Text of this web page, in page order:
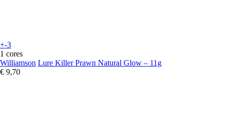
+-3
1 cores
Williamson Lure Killer Prawn Natural Glow – 11g
€ 9,70